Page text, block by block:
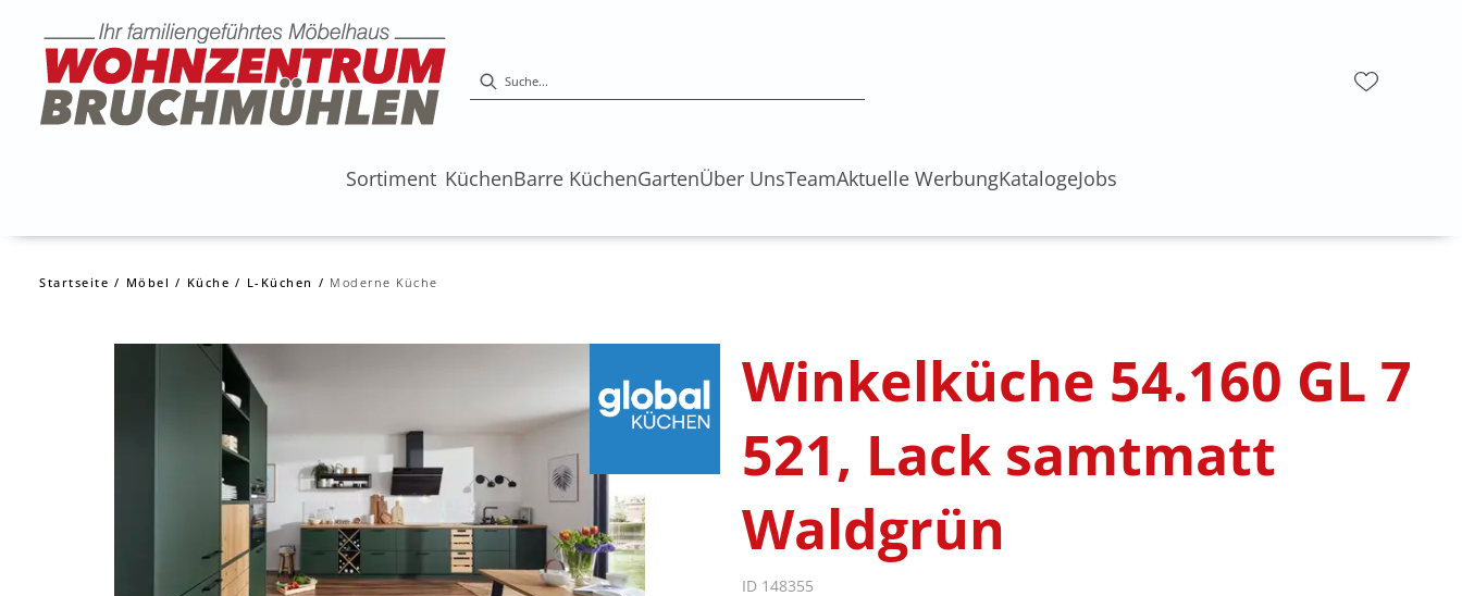
Sortiment KüchenBarre KüchenGartenÜber UnsTeamAktuelle WerbungKatalogeJobs
Startseite Möbel Küche L-Küchen Moderne Küche
Winkelküche 54.160 GL 7
521, Lack samtmatt
Waldgrün
ID 148355